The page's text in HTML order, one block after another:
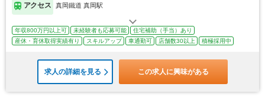
アクセス 真岡鐵道 真岡駅
年収800万円以上可 未経験者も応募可能
住宅補助（手当）あり
産休・育休取得実績有り
スキルアップ 車通勤可 店舗数30以上 積極採用中
求人の詳細を見る この求人に興味がある